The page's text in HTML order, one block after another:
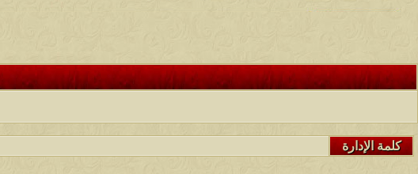
كلمة الإدارة